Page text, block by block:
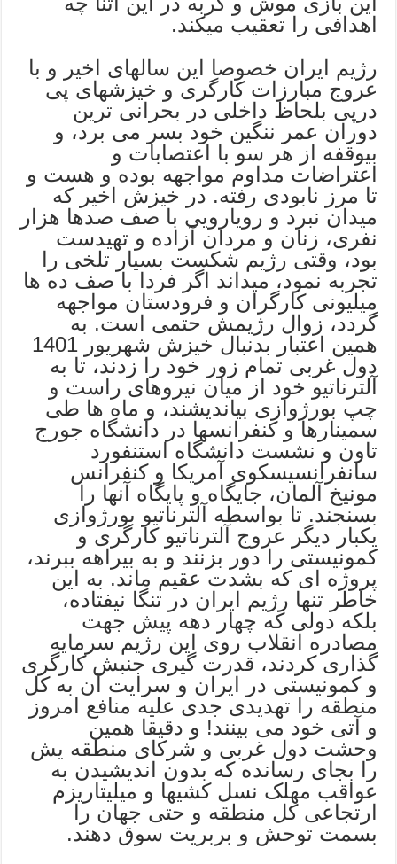
اهدافی را تعقیب میکند.
رژیم ایران خصوصا این سالهای اخیر و با
عروج مبارزات کارگری و خیزشهای پی
درپی بلحاظ داخلی در بحرانی ترین
دوران عمر ننگین خود بسر می برد، و
بیوقفه از هر سو با اعتصابات و
اعتراضات مداوم مواجهه بوده و هست و
تا مرز نابودی رفته. در خیزش اخیر که
میدان نبرد و رویارویی با صف صدها هزار
نفری، زنان و مردان آزاده و تهیدست
بود، وقتی رژیم شکست بسیار تلخی را
تجربه نمود، میداند اگر فردا با صف ده ها
میلیونی کارگران و فرودستان مواجهه
گردد، زوال رژیمش حتمی است. به
همین اعتبار بدنبال خیزش شهریور 1401
دول غربی تمام زور خود را زدند، تا به
آلترناتیو خود از میان نیروهای راست و
چپ بورژوازی بیاندیشند، و ماه ها طی
سمینارها و کنفرانسها در دانشگاه جورج
تاون و نشست دانشگاه استنفورد
سانفرانسیسکوی آمریکا و کنفرانس
مونیخ آلمان، جایگاه و پایگاه آنها را
بسنجند. تا بواسطه آلترناتیو بورژوازی
یکبار دیگر عروج آلترناتیو کارگری و
کمونیستی را دور بزنند و به بیراهه ببرند،
پروژه ای که بشدت عقیم ماند. به این
خاطر تنها رژیم ایران در تنگا نیفتاده،
بلکه دولی که چهار دهه پیش جهت
مصادره انقلاب روی این رژیم سرمایه
گذاری کردند، قدرت گیری جنبش کارگری
و کمونیستی در ایران و سرایت آن به کل
منطقه را تهدیدی جدی علیه منافع امروز
و آتی خود می بینند! و دقیقا همین
وحشت دول غربی و شرکای منطقه یش
را بجای رسانده که بدون اندیشیدن به
عواقب مهلک نسل کشیها و میلیتاریزم
ارتجاعی کل منطقه و حتی جهان را
بسمت توحش و بربریت سوق دهند.